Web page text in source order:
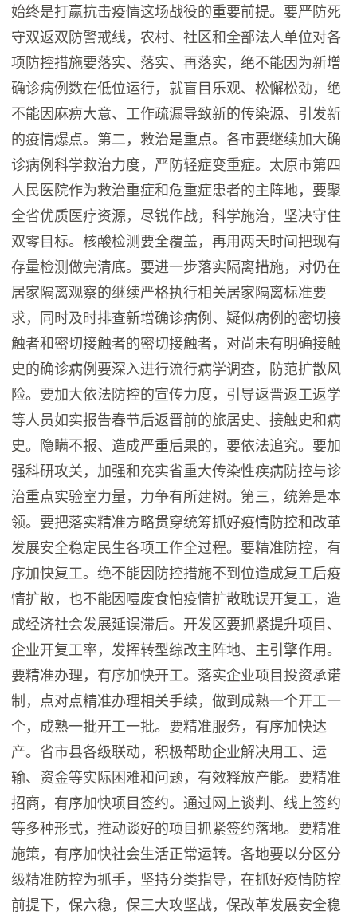
始终是打赢抗击疫情这场战役的重要前提。要严防死
守双返双防警戒线，农村、社区和全部法人单位对各
项防控措施要落实、落实、再落实，绝不能因为新增
确诊病例数在低位运行，就盲目乐观、松懈松劲，绝
不能因麻痹大意、工作疏漏导致新的传染源、引发新
的疫情爆点。第二，救治是重点。各市要继续加大确
诊病例科学救治力度，严防轻症变重症。太原市第四
人民医院作为救治重症和危重症患者的主阵地，要聚
全省优质医疗资源，尽锐作战，科学施治，坚决守住
双零目标。核酸检测要全覆盖，再用两天时间把现有
存量检测做完清底。要进一步落实隔离措施，对仍在
居家隔离观察的继续严格执行相关居家隔离标准要
求，同时及时排查新增确诊病例、疑似病例的密切接
触者和密切接触者的密切接触者，对尚未有明确接触
史的确诊病例要深入进行流行病学调查，防范扩散风
险。要加大依法防控的宣传力度，引导返晋返工返学
等人员如实报告春节后返晋前的旅居史、接触史和病
史。隐瞒不报、造成严重后果的，要依法追究。要加
强科研攻关，加强和充实省重大传染性疾病防控与诊
治重点实验室力量，力争有所建树。第三，统筹是本
领。要把落实精准方略贯穿统筹抓好疫情防控和改革
发展安全稳定民生各项工作全过程。要精准防控，有
序加快复工。绝不能因防控措施不到位造成复工后疫
情扩散，也不能因噎废食怕疫情扩散耽误开复工，造
成经济社会发展延误滞后。开发区要抓紧提升项目、
企业开复工率，发挥转型综改主阵地、主引擎作用。
要精准办理，有序加快开工。落实企业项目投资承诺
制，点对点精准办理相关手续，做到成熟一个开工一
个，成熟一批开工一批。要精准服务，有序加快达
产。省市县各级联动，积极帮助企业解决用工、运
输、资金等实际困难和问题，有效释放产能。要精准
招商，有序加快项目签约。通过网上谈判、线上签约
等多种形式，推动谈好的项目抓紧签约落地。要精准
施策，有序加快社会生活正常运转。各地要以分区分
级精准防控为抓手，坚持分类指导，在抓好疫情防控
前提下，保六稳，保三大攻坚战，保改革发展安全稳